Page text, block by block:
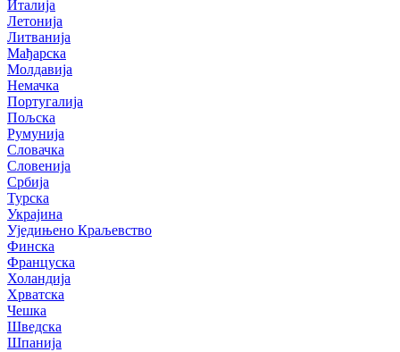
Италија
Летонија
Литванија
Мађарска
Молдавија
Немачка
Португалија
Пољска
Румунија
Словачка
Словенија
Србија
Турска
Украјина
Уједињено Краљевство
Финска
Француска
Холандија
Хрватска
Чешка
Шведска
Шпанија